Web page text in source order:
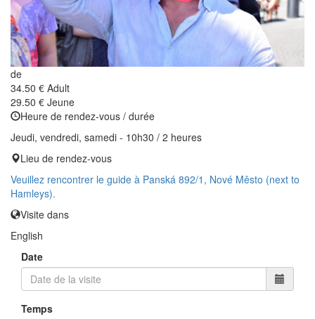
de
34.50 € Adult
29.50 € Jeune
Heure de rendez-vous / durée
Jeudi, vendredi, samedi - 10h30 / 2 heures
Lieu de rendez-vous
Veuillez rencontrer le guide à Panská 892/1, Nové Město (next to
Hamleys).
Visite dans
English
Date
Temps